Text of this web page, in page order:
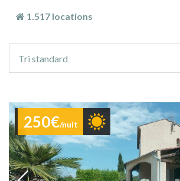
1.517 locations
tri
Tri standard
250€/nuit